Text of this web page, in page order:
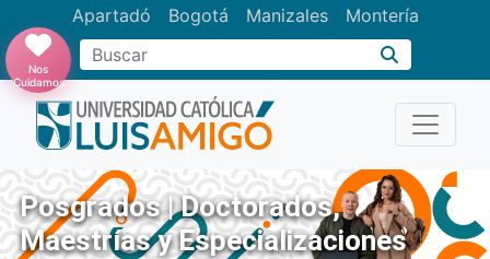
Apartadó Bogotá Manizales Montería
Buscar
Nos
Cuidamos
Posgrados | Doctorados,
Maestrías y Especializaciones